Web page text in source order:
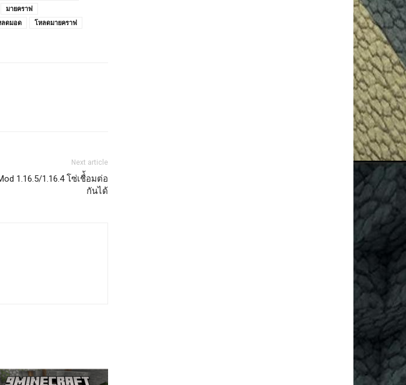
มายคราฟ
ลดมอด
โหลดมายคราฟ
Next article
1.16.5/1.16.4 โซ่เชื่้อมต่อ
กันได้